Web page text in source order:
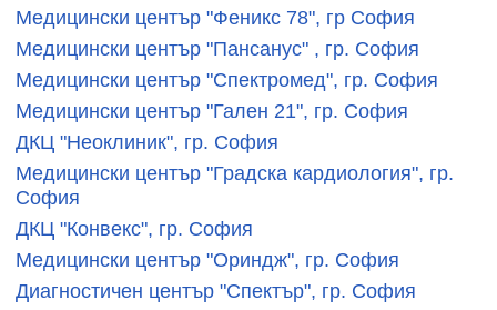
Медицински център "Феникс 78", гр София
Медицински център "Пансанус" , гр. София
Медицински център "Спектромед", гр. София
Медицински център "Гален 21", гр. София
ДКЦ "Неоклиник", гр. София
Медицински център "Градска кардиология", гр.
София
ДКЦ "Конвекс", гр. София
Медицински център "Ориндж", гр. София
Диагностичен център "Спектър", гр. София